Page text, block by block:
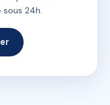
sous 24h.